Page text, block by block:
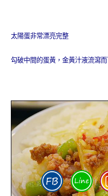
太陽蛋非常漂亮完整
勾破中間的蛋黃，金黃汁液流瀉